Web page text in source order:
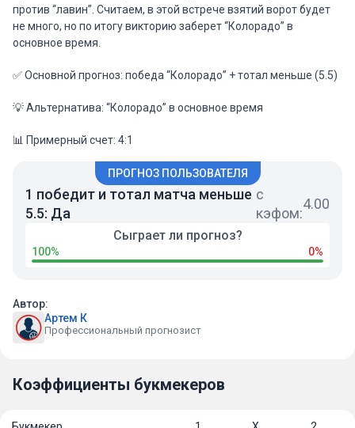
против “лавин”. Считаем, в этой встрече взятий ворот будет
не много, но по итогу викторию заберет “Колорадо” в
основное время.
✅ Основной прогноз: победа “Колорадо” + тотал меньше (5.5)
💡 Альтернатива: “Колорадо” в основное время
📊 Примерный счет: 4:1
ПРОГНОЗ ПОЛЬЗОВАТЕЛЯ
1 победит и тотал матча меньше
5.5: Да
с
кэфом:
4.00
100%
Сыграет ли прогноз?
0%
Автор:
Артем К
Профессиональный прогнозист
Коэффициенты букмекеров